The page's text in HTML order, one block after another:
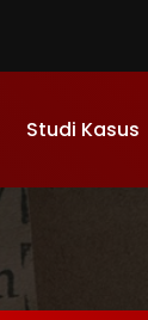
Studi Kasus